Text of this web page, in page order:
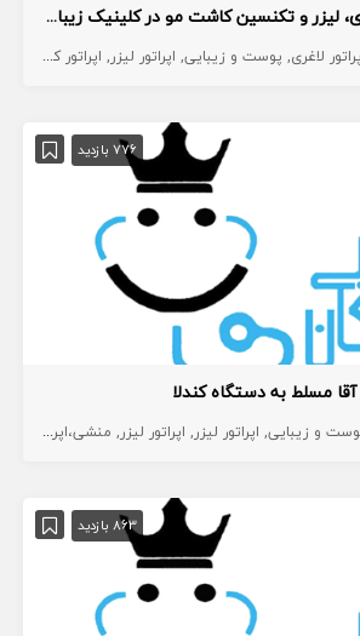
استخدام اپراتور لاغری، لیزر و تکنسین کاشت مو در کلینیک زیبایی به صورت درصدی
لاغری پوست و زیبایی اپراتور لیزر اپراتور کاشت مو
776 بازدید
آقا مسلط به دستگاه کندلا
و زیبایی اپراتور لیزر اپراتور لیزر منشی،اپراتور،دستیار
863 بازدید